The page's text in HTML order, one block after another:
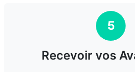
5
Recevoir vos